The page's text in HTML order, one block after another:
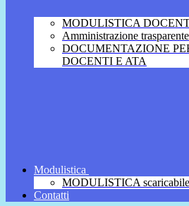
MODULISTICA
Amministrazione trasparente
DOCUMENTAZIONE
DOCENTI E ATA
Modulistica
MODULISTICA
Contatti